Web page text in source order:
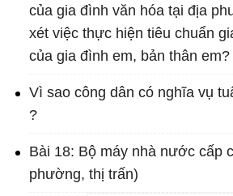
của gia đình văn hóa tại địa
xét việc thực hiện tiêu chuẩn
của gia đình em, bản thân em?
Vì sao công dân có nghĩa vụ
?
Bài 18: Bộ máy nhà nước cấp
phường, thị trấn)